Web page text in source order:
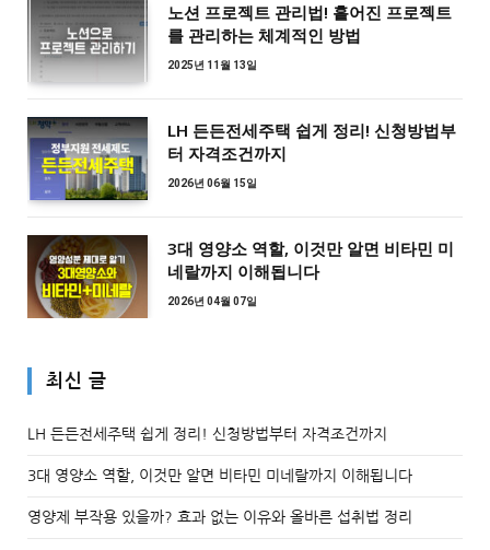
노션 프로젝트 관리법! 흩어진 프로젝트
를 관리하는 체계적인 방법
2025년 11월 13일
LH 든든전세주택 쉽게 정리! 신청방법부
터 자격조건까지
2026년 06월 15일
3대 영양소 역할, 이것만 알면 비타민 미
네랄까지 이해됩니다
2026년 04월 07일
최신 글
LH 든든전세주택 쉽게 정리! 신청방법부터 자격조건까지
3대 영양소 역할, 이것만 알면 비타민 미네랄까지 이해됩니다
영양제 부작용 있을까? 효과 없는 이유와 올바른 섭취법 정리